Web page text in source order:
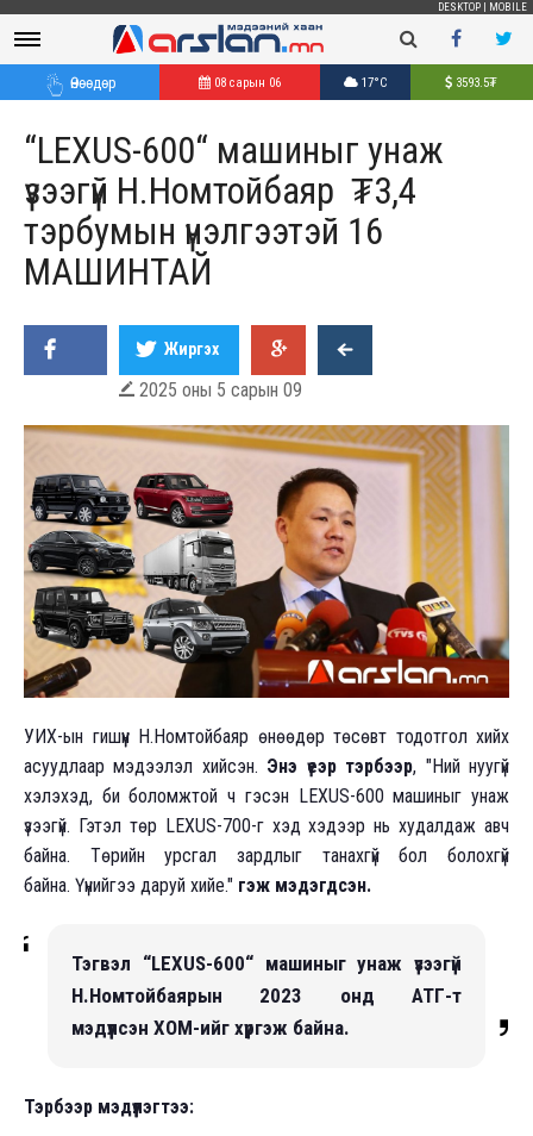
DESKTOP MOBILE
Өнөөдөр 08 сарын 06 17°C 3593.5₮
“LEXUS-600“ машиныг унаж
үзээгүй Н.Номтойбаяр ₮3,4
тэрбумын үнэлгээтэй 16
МАШИНТАЙ
Жиргэх
 2025 оны 5 сарын 09
УИХ-ын гишүүн Н.Номтойбаяр өнөөдөр төсөвт тодотгол хийх
асуудлаар мэдээлэл хийсэн. Энэ үеэр тэрбээр, "Ний нуугүй
хэлэхэд, би боломжтой ч гэсэн LEXUS-600 машиныг унаж
үзээгүй. Гэтэл төр LEXUS-700-г хэд хэдээр нь худалдаж авч
байна. Төрийн урсгал зардлыг танахгүй бол болохгүй
байна. Үүнийгээ даруй хийе." гэж мэдэгдсэн.
Тэгвэл “LEXUS-600“ машиныг унаж үзээгүй
Н.Номтойбаярын 2023 онд АТГ-т
мэдүүлсэн ХОМ-ийг хүргэж байна.
Тэрбээр мэдүүлэгтээ: